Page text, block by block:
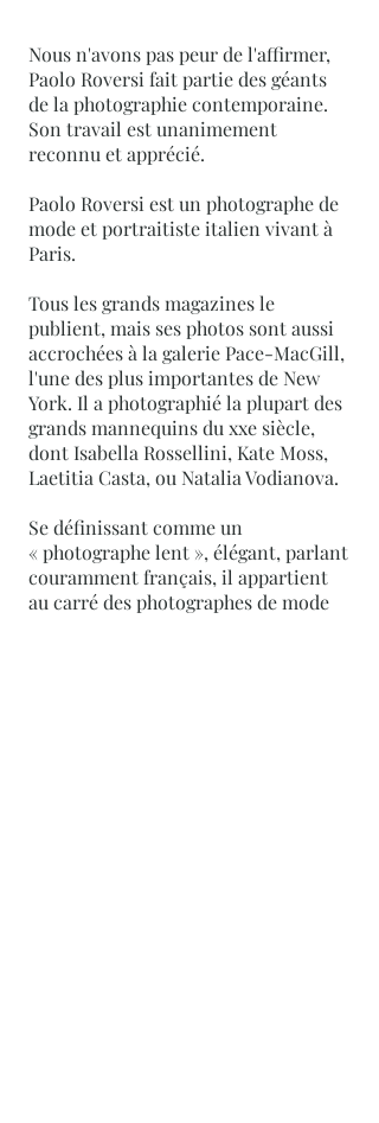
Nous n'avons pas peur de l'affirmer,
Paolo Roversi fait partie des géants
de la photographie contemporaine.
Son travail est unanimement
reconnu et apprécié.
Paolo Roversi est un photographe de
mode et portraitiste italien vivant à
Paris.
Tous les grands magazines le
publient, mais ses photos sont aussi
accrochées à la galerie Pace-MacGill,
l'une des plus importantes de New
York. Il a photographié la plupart des
grands mannequins du xxe siècle,
dont Isabella Rossellini, Kate Moss,
Laetitia Casta, ou Natalia Vodianova.
Se définissant comme un
« photographe lent », élégant, parlant
couramment français, il appartient
au carré des photographes de mode